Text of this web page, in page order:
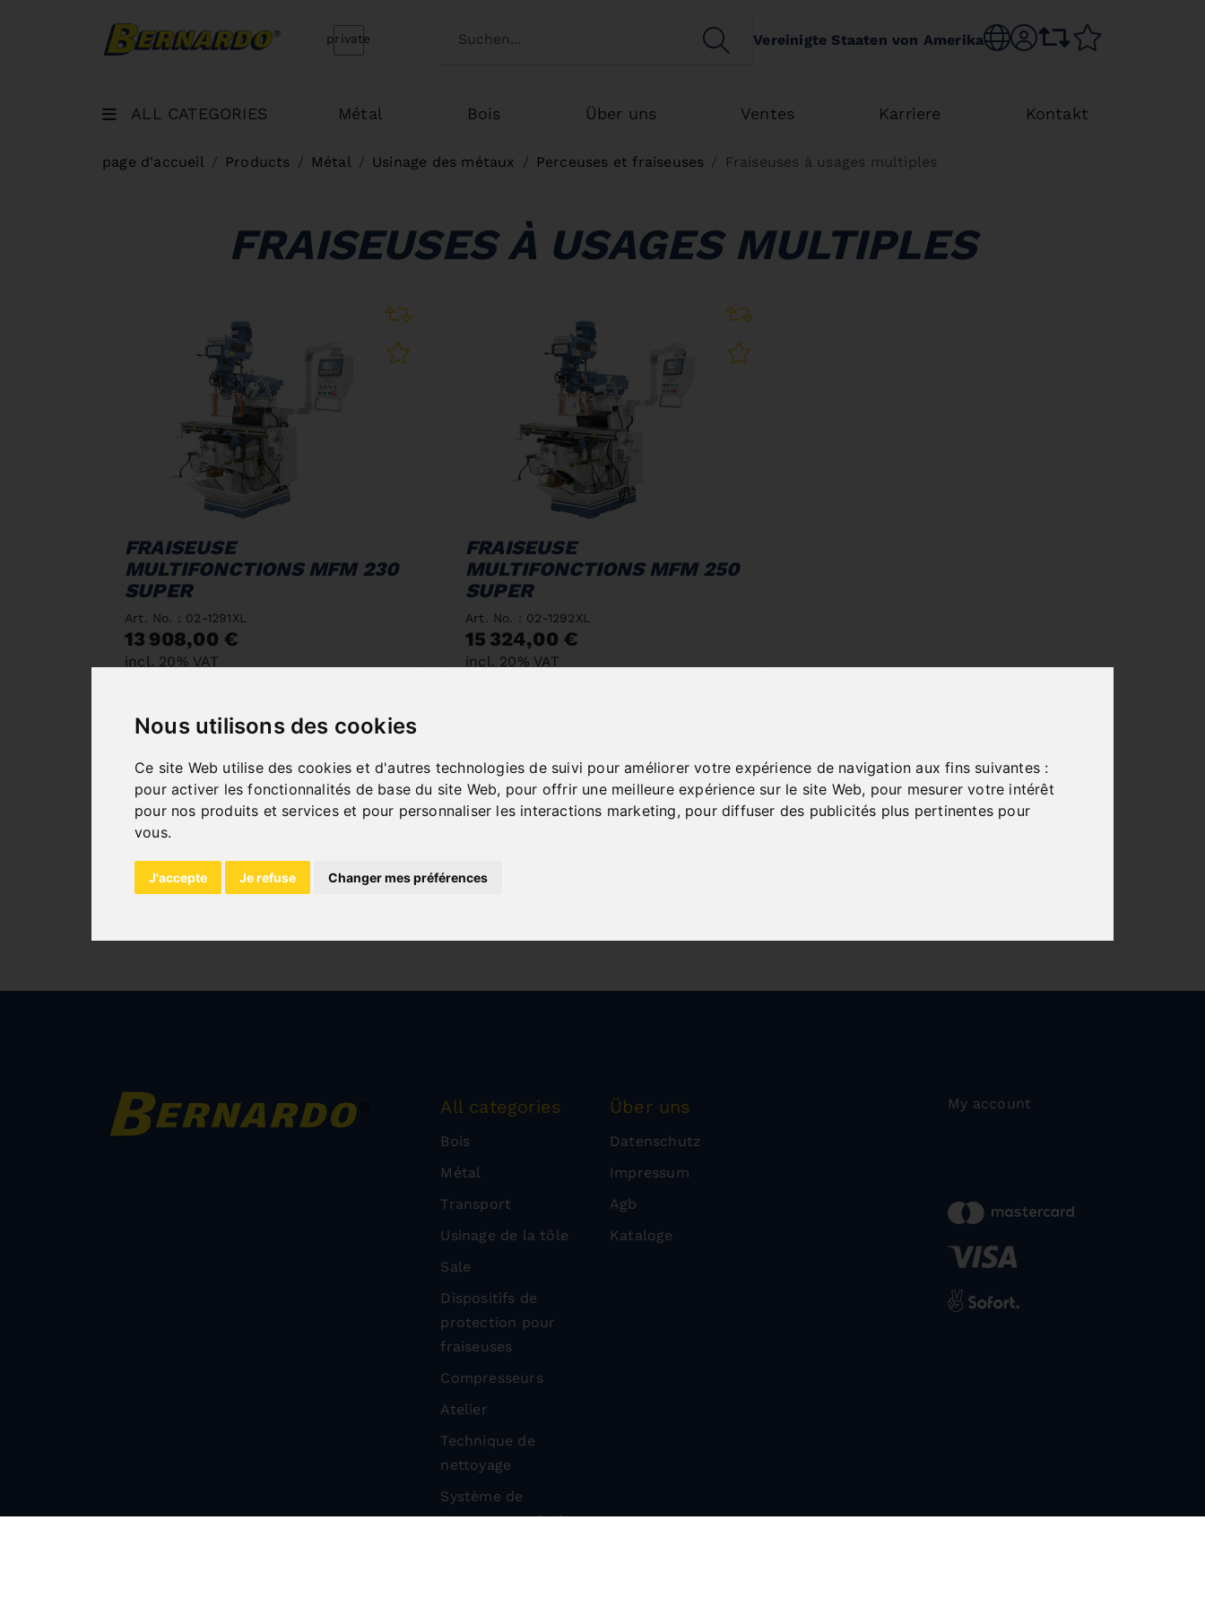
Nous utilisons des cookies
Ce site Web utilise des cookies et d'autres technologies de suivi pour améliorer votre expérience de navigation aux fins suivantes :
pour activer les fonctionnalités de base du site Web, pour offrir une meilleure expérience sur le site Web, pour mesurer votre intérêt
pour nos produits et services et pour personnaliser les interactions marketing, pour diffuser des publicités plus pertinentes pour
vous.
J'accepte Je refuse Changer mes préférences
Bernardo Home Switch customertype
private SEARCHVereinigte Staaten von Amerika Choose language
sr.accountcomparison list
ALL CATEGORIES Métal Bois Über uns Ventes Karriere Kontakt
page d'accueil Products Métal Usinage des métaux Perceuses et fraiseuses Fraiseuses à usages multiples
FRAISEUSES À USAGES MULTIPLES
FRAISEUSE
MULTIFONCTIONS MFM 230
SUPER
Art. No. : 02-1291XL
13 908,00 €
incl. 20% VAT
Deliverable in 2-3 business days
FRAISEUSE
MULTIFONCTIONS MFM 250
SUPER
Art. No. : 02-1292XL
15 324,00 €
incl. 20% VAT
All categories
Bois
Métal
Transport
Usinage de la tôle
Sale
Dispositifs de
protection pour
fraiseuses
Compresseurs
Atelier
Technique de
nettoyage
Système de
tronçonnage à pierre
Über uns
Datenschutz
Impressum
Agb
Kataloge
My account